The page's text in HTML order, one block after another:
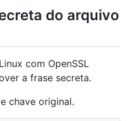
do arquivo
com OpenSSL
a frase secreta.
chave original.